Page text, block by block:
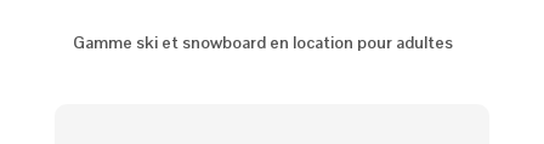
Gamme ski et snowboard en location pour adultes